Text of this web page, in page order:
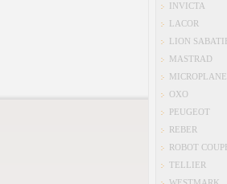
INVICTA
LACOR
LION
MASTRAD
MICROPLANE
OXO
PEUGEOT
REBER
ROBOT
TELLIER